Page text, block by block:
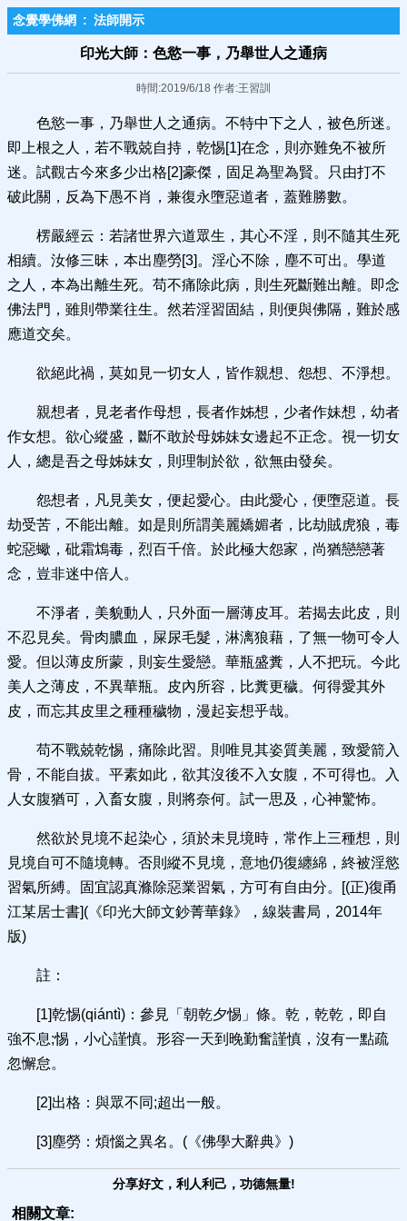
念覺學佛網 : 法師開示
印光大師：色慾一事，乃舉世人之通病
時間:2019/6/18 作者:王習訓
色慾一事，乃舉世人之通病。不特中下之人，被色所迷。
即上根之人，若不戰兢自持，乾惕[1]在念，則亦難免不被所
迷。試觀古今來多少出格[2]豪傑，固足為聖為賢。只由打不
破此關，反為下愚不肖，兼復永墮惡道者，蓋難勝數。
楞嚴經云：若諸世界六道眾生，其心不淫，則不隨其生死
相續。汝修三昧，本出塵勞[3]。淫心不除，塵不可出。學道
之人，本為出離生死。苟不痛除此病，則生死斷難出離。即念
佛法門，雖則帶業往生。然若淫習固結，則便與佛隔，難於感
應道交矣。
欲絕此禍，莫如見一切女人，皆作親想、怨想、不淨想。
親想者，見老者作母想，長者作姊想，少者作妹想，幼者
作女想。欲心縱盛，斷不敢於母姊妹女邊起不正念。視一切女
人，總是吾之母姊妹女，則理制於欲，欲無由發矣。
怨想者，凡見美女，便起愛心。由此愛心，便墮惡道。長
劫受苦，不能出離。如是則所謂美麗嬌媚者，比劫賊虎狼，毒
蛇惡蠍，砒霜鴆毒，烈百千倍。於此極大怨家，尚猶戀戀著
念，豈非迷中倍人。
不淨者，美貌動人，只外面一層薄皮耳。若揭去此皮，則
不忍見矣。骨肉膿血，屎尿毛髮，淋漓狼藉，了無一物可令人
愛。但以薄皮所蒙，則妄生愛戀。華瓶盛糞，人不把玩。今此
美人之薄皮，不異華瓶。皮內所容，比糞更穢。何得愛其外
皮，而忘其皮里之種種穢物，漫起妄想乎哉。
苟不戰兢乾惕，痛除此習。則唯見其姿質美麗，致愛箭入
骨，不能自拔。平素如此，欲其沒後不入女腹，不可得也。入
人女腹猶可，入畜女腹，則將奈何。試一思及，心神驚怖。
然欲於見境不起染心，須於未見境時，常作上三種想，則
見境自可不隨境轉。否則縱不見境，意地仍復纏綿，終被淫慾
習氣所縛。固宜認真滌除惡業習氣，方可有自由分。[(正)復甬
江某居士書](《印光大師文鈔菁華錄》，線裝書局，2014年
版)
註：
[1]乾惕(qiántì)：參見「朝乾夕惕」條。乾，乾乾，即自
強不息;惕，小心謹慎。形容一天到晚勤奮謹慎，沒有一點疏
忽懈怠。
[2]出格：與眾不同;超出一般。
[3]塵勞：煩惱之異名。(《佛學大辭典》)
分享好文，利人利己，功德無量!
相關文章: